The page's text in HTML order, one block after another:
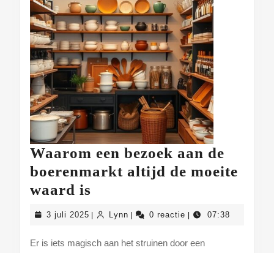
Waarom een bezoek aan de
boerenmarkt altijd de moeite
waard is
een
aan
3 juli 2025 3
2025
LynnLynn 0 reactie 07:38
Er is iets magisch aan het struinen door een